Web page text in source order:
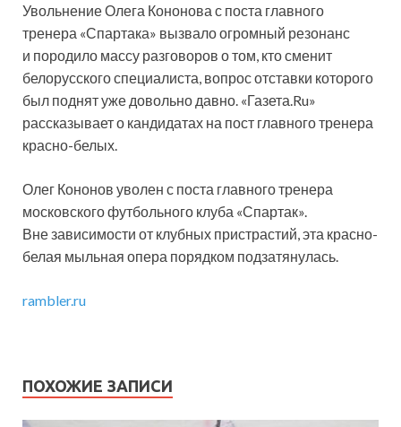
Увольнение Олега Кононова с поста главного
тренера «Спартака» вызвало огромный резонанс
и породило массу разговоров о том, кто сменит
белорусского специалиста, вопрос отставки которого
был поднят уже довольно давно. «Газета.Ru»
рассказываето кандидатах на пост главного тренера
красно-белых.
Олег Кононов уволен с поста главного тренера
московского футбольного клуба «Спартак».
Вне зависимости от клубных пристрастий, эта красно-
белая мыльная опера порядком подзатянулась.
rambler.ru
ПОХОЖИЕ ЗАПИСИ